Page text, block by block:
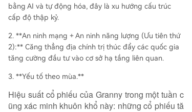
bằng AI và tự động hóa, đây là xu hướng cấu trúc
cấp độ thập kỷ.
2. **An ninh mạng + An ninh năng lượng (Ưu tiên thứ
2):** Căng thẳng địa chính trị thúc đẩy các quốc gia
tăng cường đầu tư vào cơ sở hạ tầng liên quan.
3. **Yếu tố theo mùa.**
Hiệu suất cổ phiếu của Granny trong một tuần c
ũng xác minh khuôn khổ này: những cổ phiếu tă